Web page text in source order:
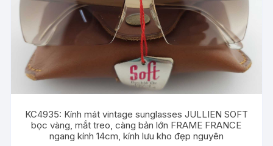
KC4935: Kính mát vintage sunglasses JULLIEN SOFT
bọc vàng, mắt treo, càng bản lớn FRAME FRANCE
ngang kính 14cm, kính lưu kho đẹp nguyên